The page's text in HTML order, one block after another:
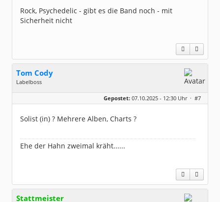
Rock, Psychedelic - gibt es die Band noch - mit
Sicherheit nicht
Tom Cody
Labelboss
Geschlecht:
Alter:
70
Dabei seit:
11 / 2006
Gepostet: 07.10.2025 - 12:30 Uhr · #7
Solist (in) ? Mehrere Alben, Charts ?
Ehe der Hahn zweimal kräht......
Stattmeister